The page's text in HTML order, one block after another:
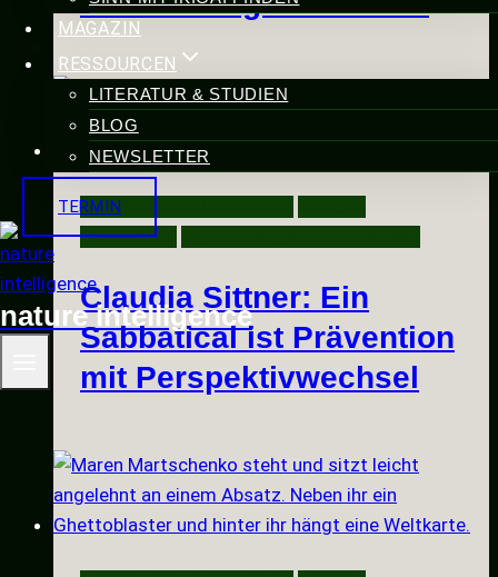
MAGAZIN
RESSOURCEN
LITERATUR & STUDIEN
BLOG
NEWSLETTER
TERMIN
nature intelligence
Mental Health Leadership
Gesundheit
Claudia Sittner: Ein
Sabbatical ist Prävention
mit Perspektivwechsel